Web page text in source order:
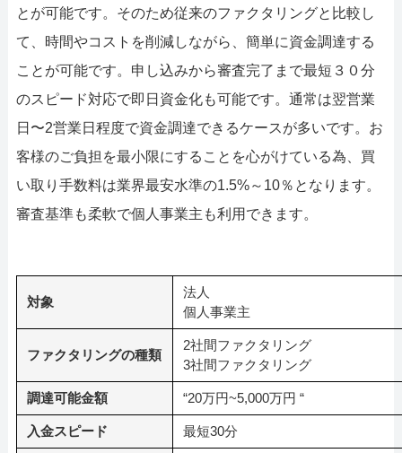
とが可能です。そのため従来のファクタリングと比較し
て、時間やコストを削減しながら、簡単に資金調達する
ことが可能です。申し込みから審査完了まで最短３０分
のスピード対応で即日資金化も可能です。通常は翌営業
日〜2営業日程度で資金調達できるケースが多いです。お
客様のご負担を最小限にすることを心がけている為、買
い取り手数料は業界最安水準の1.5%～10％となります。
審査基準も柔軟で個人事業主も利用できます。
対象
法人
個人事業主
ファクタリングの種類
2社間ファクタリング
3社間ファクタリング
調達可能金額 “20万円~5,000万円 “
入金スピード 最短30分